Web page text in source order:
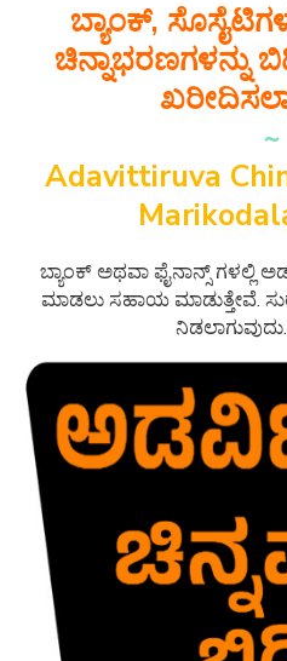
ಬ್ಯಾಂಕ್,
~
Adavittiruva
ಬ್ಯಾಂಕ್ ಅಥವಾ ಫೈನಾನ್ಸ್ ಗಳಲ್ಲಿ
ಮಾಡಲು ಸಹಾಯ ಮಾಡುತ್ತೇವೆ.